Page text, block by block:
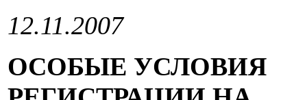
12.11.2007
ОСОБЫЕ УСЛОВИЯ